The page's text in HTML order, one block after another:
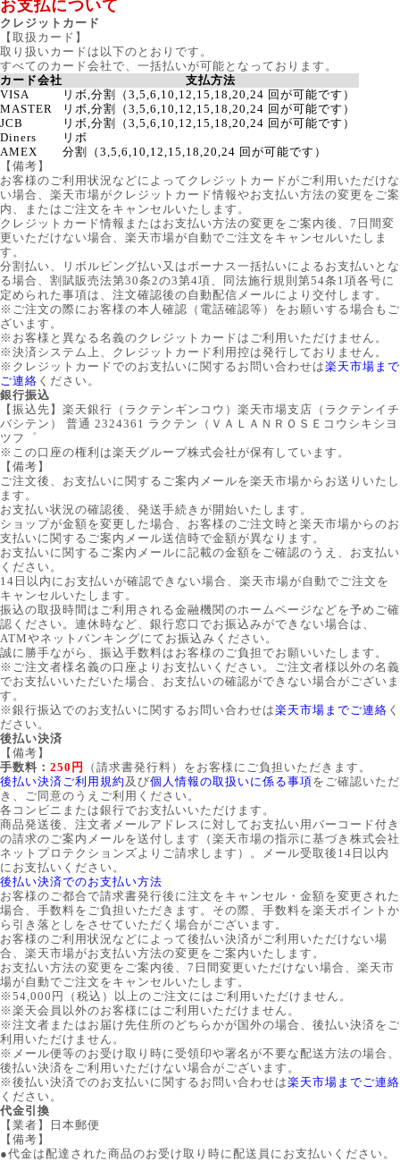
お支払について
クレジットカード
【取扱カード】
取り扱いカードは以下のとおりです。
すべてのカード会社で、一括払いが可能となっております。
カード会社
支払方法
VISA
リボ,分割（3,5,6,10,12,15,18,20,24 回が可能です）
MASTER
リボ,分割（3,5,6,10,12,15,18,20,24 回が可能です）
JCB
リボ,分割（3,5,6,10,12,15,18,20,24 回が可能です）
Diners
リボ
AMEX
分割（3,5,6,10,12,15,18,20,24 回が可能です）
【備考】
お客様のご利用状況などによってクレジットカードがご利用いただけな
い場合、楽天市場がクレジットカード情報やお支払い方法の変更をご案
内、またはご注文をキャンセルいたします。
クレジットカード情報またはお支払い方法の変更をご案内後、7日間変
更いただけない場合、楽天市場が自動でご注文をキャンセルいたしま
す。
分割払い、リボルビング払い又はボーナス一括払いによるお支払いとな
る場合、割賦販売法第30条2の3第4項、同法施行規則第54条1項各号に
定められた事項は、注文確認後の自動配信メールにより交付します。
※ご注文の際にお客様の本人確認（電話確認等）をお願いする場合もご
ざいます。
※お客様と異なる名義のクレジットカードはご利用いただけません。
※決済システム上、クレジットカード利用控は発行しておりません。
※クレジットカードでのお支払いに関するお問い合わせは楽天市場まで
ご連絡 ください。
銀行振込
【振込先】楽天銀行（ラクテンギンコウ）楽天市場支店（ラクテンイチ
バシテン） 普通 2324361 ラクテン（ＶＡＬＡＮＲＯＳＥコウシキシヨ
ツフ゜
※この口座の権利は楽天グループ株式会社が保有しています。
【備考】
ご注文後、お支払いに関するご案内メールを楽天市場からお送りいたし
ます。
お支払い状況の確認後、発送手続きが開始いたします。
ショップが金額を変更した場合、お客様のご注文時と楽天市場からのお
支払いに関するご案内メール送信時で金額が異なります。
お支払いに関するご案内メールに記載の金額をご確認のうえ、お支払い
ください。
14日以内にお支払いが確認できない場合、楽天市場が自動でご注文を
キャンセルいたします。
振込の取扱時間はご利用される金融機関のホームページなどを予めご確
認ください。連休時など、銀行窓口でお振込みができない場合は、
ATMやネットバンキングにてお振込みください。
誠に勝手ながら、振込手数料はお客様のご負担でお願いいたします。
※ご注文者様名義の口座よりお支払いください。ご注文者様以外の名義
でお支払いいただいた場合、お支払いの確認ができない場合がございま
す。
※銀行振込でのお支払いに関するお問い合わせは楽天市場までご連絡 く
ださい。
後払い決済
【備考】
手数料： 250円
（請求書発行料）をお客様にご負担いただきます。
後払い決済ご利用規約 及び個人情報の取扱いに係る事項をご確認いただ
き、ご同意のうえご利用ください。
各コンビニまたは銀行でお支払いいただけます。
商品発送後、注文者メールアドレスに対してお支払い用バーコード付き
の請求のご案内メールを送付します（楽天市場の指示に基づき株式会社
ネットプロテクションズよりご請求します）。メール受取後14日以内
にお支払いください。
後払い決済でのお支払い方法
お客様のご都合で請求書発行後に注文をキャンセル・金額を変更された
場合、手数料をご負担いただきます。その際、手数料を楽天ポイントか
ら引き落としをさせていただく場合がございます。
お客様のご利用状況などによって後払い決済がご利用いただけない場
合、楽天市場がお支払い方法の変更をご案内いたします。
お支払い方法の変更をご案内後、7日間変更いただけない場合、楽天市
場が自動でご注文をキャンセルいたします。
※54,000円（税込）以上のご注文にはご利用いただけません。
※楽天会員以外のお客様にはご利用いただけません。
※注文者またはお届け先住所のどちらかが国外の場合、後払い決済をご
利用いただけません。
※メール便等のお受け取り時に受領印や署名が不要な配送方法の場合、
後払い決済をご利用いただけない場合がございます。
※後払い決済でのお支払いに関するお問い合わせは楽天市場までご連絡
ください。
代金引換
【業者】日本郵便
【備考】
●代金は配達された商品のお受け取り時に配送員にお支払いください。